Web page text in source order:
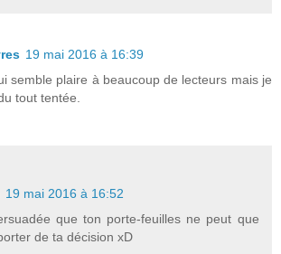
19 mai 2016 à 16:39
semble plaire à beaucoup de lecteurs mais je
tout tentée.
19 mai 2016 à 16:52
que ton porte-feuilles ne peut que
de ta décision xD